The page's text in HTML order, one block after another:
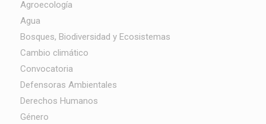
Agroecología
Agua
Bosques, Biodiversidad y Ecosistemas
Cambio climático
Convocatoria
Defensoras Ambientales
Derechos Humanos
Género